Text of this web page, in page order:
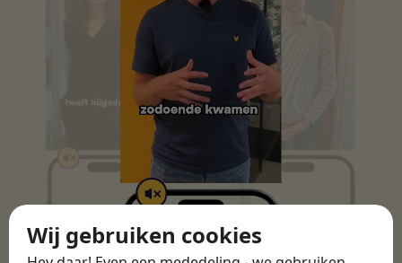
Wij gebruiken cookies